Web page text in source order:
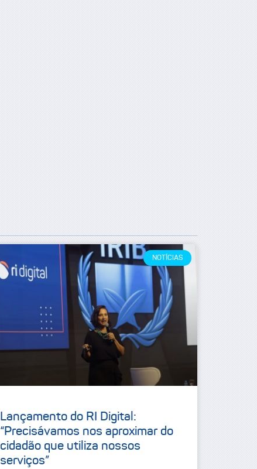
NOTÍCIAS
Lançamento do RI Digital:
“Precisávamos nos aproximar do
cidadão que utiliza nossos
serviços”